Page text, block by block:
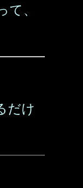
て、
だけ